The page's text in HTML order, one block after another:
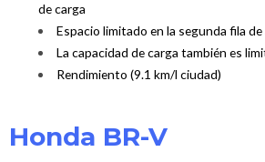
de carga
Espacio limitado en la segunda fila
La capacidad de carga también es
Rendimiento (9.1 km/l ciudad)
Honda BR-V